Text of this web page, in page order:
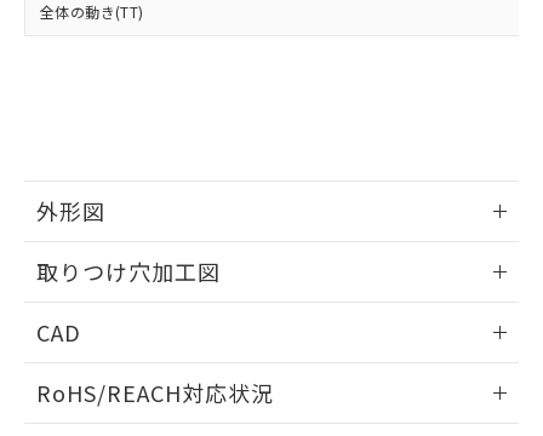
全体の動き(TT)
外形図
取りつけ穴加工図
CAD
ドすることができます。
RoHS/REACH対応状況
既に当社にて対応品への在庫切替を完了